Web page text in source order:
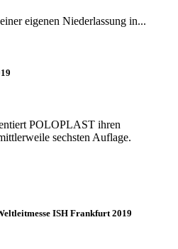
eigenen Niederlassung in...
POLOPLAST ihren
sechsten Auflage.
ISH Frankfurt 2019